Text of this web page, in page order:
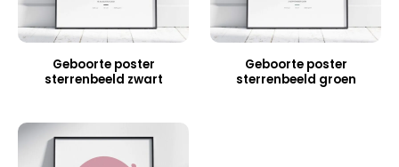
Geboorte poster
sterrenbeeld zwart
Geboorte poster
sterrenbeeld groen